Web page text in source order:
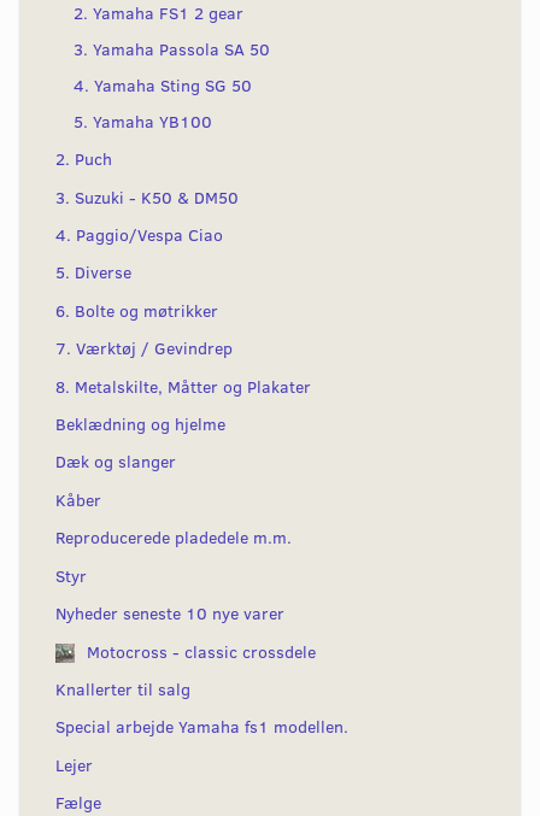
2. Yamaha FS1 2 gear
3. Yamaha Passola SA 50
4. Yamaha Sting SG 50
5. Yamaha YB100
2. Puch
3. Suzuki - K50 & DM50
4. Paggio/Vespa Ciao
5. Diverse
6. Bolte og møtrikker
7. Værktøj / Gevindrep
8. Metalskilte, Måtter og Plakater
Beklædning og hjelme
Dæk og slanger
Kåber
Reproducerede pladedele m.m.
Styr
Nyheder seneste 10 nye varer
Motocross - classic crossdele
Knallerter til salg
Special arbejde Yamaha fs1 modellen.
Lejer
Fælge